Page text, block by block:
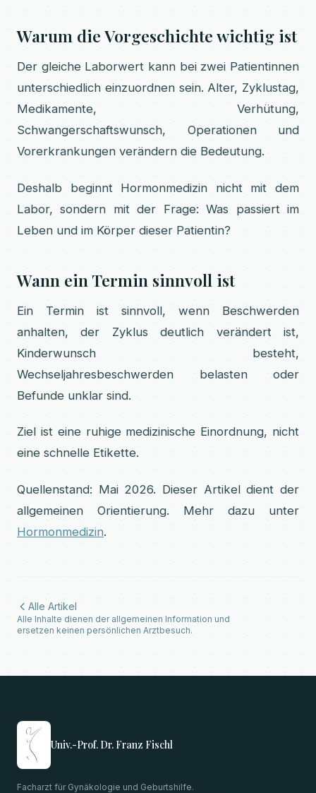
Warum die Vorgeschichte wichtig ist
Der gleiche Laborwert kann bei zwei Patientinnen
unterschiedlich einzuordnen sein. Alter, Zyklustag,
Medikamente, Verhütung,
Schwangerschaftswunsch, Operationen und
Vorerkrankungen verändern die Bedeutung.
Deshalb beginnt Hormonmedizin nicht mit dem
Labor, sondern mit der Frage: Was passiert im
Leben und im Körper dieser Patientin?
Wann ein Termin sinnvoll ist
Ein Termin ist sinnvoll, wenn Beschwerden
anhalten, der Zyklus deutlich verändert ist,
Kinderwunsch besteht,
Wechseljahresbeschwerden belasten oder
Befunde unklar sind.
Ziel ist eine ruhige medizinische Einordnung, nicht
eine schnelle Etikette.
Quellenstand: Mai 2026. Dieser Artikel dient der
allgemeinen Orientierung. Mehr dazu unter
Hormonmedizin.
Alle Artikel
Alle Inhalte dienen der allgemeinen Information und
ersetzen keinen persönlichen Arztbesuch.
Univ.-Prof. Dr. Franz Fischl
Facharzt für Gynäkologie und Geburtshilfe.